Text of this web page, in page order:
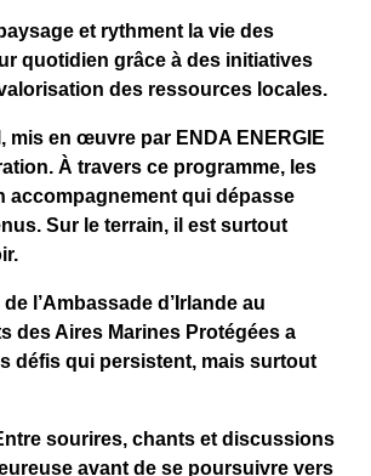
et rythment la vie des
quotidien grâce à des initiatives
des ressources locales.
mis en œuvre par ENDA ENERGIE
À travers ce programme, les
accompagnement qui dépasse
Sur le terrain, il est surtout
l’Ambassade d’Irlande au
des Aires Marines Protégées a
défis qui persistent, mais surtout
sourires, chants et discussions
avant de se poursuivre vers